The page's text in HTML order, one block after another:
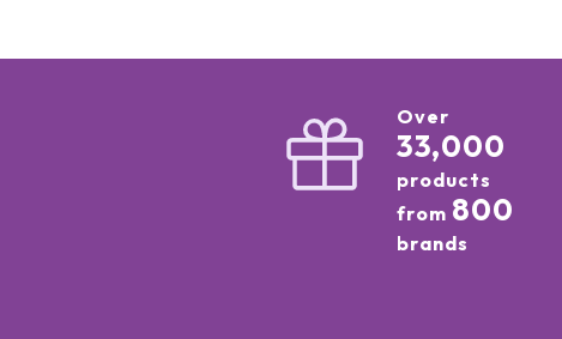
Over
33,000
products
from 800
brands